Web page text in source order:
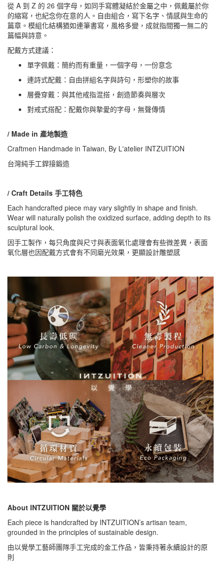
從 A 到 Z 的 26 個字母，如同手寫體凝結於金屬之中，佩戴屬於你
的縮寫，也紀念你在意的人。自由組合，寫下名字、情感與生命的
篇章。模組化結構猶如連筆書寫，風格多變，成就指間獨一無二的
篇幅與詩意。
配戴方式建議：
單字佩戴：簡約而有重量，一個字母，一份意念
連詩式配戴：自由拼組名字與詩句，形塑你的故事
層疊穿戴：與其他戒指混搭，創造節奏與層次
對戒式搭配：配戴你與摯愛的字母，無聲傳情
/ Made in 產地製造
Craftmen Handmade in Taiwan, By L'atelier INTZUITION
台灣純手工銲接鍛造
/ Craft Details 手工特色
Each handcrafted piece may vary slightly in shape and finish.
Wear will naturally polish the oxidized surface, adding depth to its
sculptural look.
因手工製作，每只角度與尺寸與表面氧化處理會有些微差異，表面
氧化層也因配戴方式會有不同磨光效果，更顯設計雕塑感
About INTZUITION 關於以覺學
Each piece is handcrafted by INTZUITION’s artisan team,
grounded in the principles of sustainable design.
由以覺學工藝師團隊手工完成的金工作品，皆秉持著永續設計的原
則